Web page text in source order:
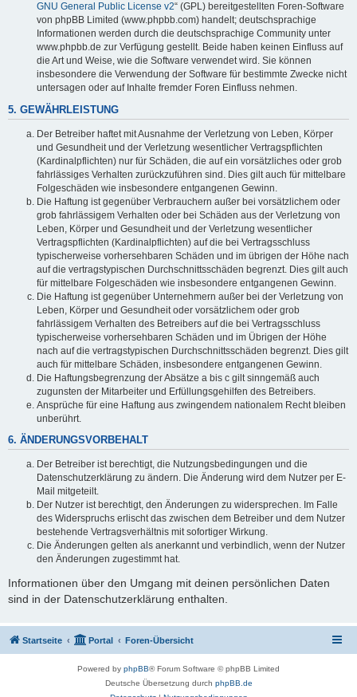
GNU General Public License v2“ (GPL) bereitgestellten Foren-Software
von phpBB Limited (www.phpbb.com) handelt; deutschsprachige
Informationen werden durch die deutschsprachige Community unter
www.phpbb.de zur Verfügung gestellt. Beide haben keinen Einfluss auf
die Art und Weise, wie die Software verwendet wird. Sie können
insbesondere die Verwendung der Software für bestimmte Zwecke nicht
untersagen oder auf Inhalte fremder Foren Einfluss nehmen.
5. GEWÄHRLEISTUNG
Der Betreiber haftet mit Ausnahme der Verletzung von Leben, Körper
und Gesundheit und der Verletzung wesentlicher Vertragspflichten
(Kardinalpflichten) nur für Schäden, die auf ein vorsätzliches oder grob
fahrlässiges Verhalten zurückzuführen sind. Dies gilt auch für mittelbare
Folgeschäden wie insbesondere entgangenen Gewinn.
Die Haftung ist gegenüber Verbrauchern außer bei vorsätzlichem oder
grob fahrlässigem Verhalten oder bei Schäden aus der Verletzung von
Leben, Körper und Gesundheit und der Verletzung wesentlicher
Vertragspflichten (Kardinalpflichten) auf die bei Vertragsschluss
typischerweise vorhersehbaren Schäden und im übrigen der Höhe nach
auf die vertragstypischen Durchschnittsschäden begrenzt. Dies gilt auch
für mittelbare Folgeschäden wie insbesondere entgangenen Gewinn.
Die Haftung ist gegenüber Unternehmern außer bei der Verletzung von
Leben, Körper und Gesundheit oder vorsätzlichem oder grob
fahrlässigem Verhalten des Betreibers auf die bei Vertragsschluss
typischerweise vorhersehbaren Schäden und im Übrigen der Höhe
nach auf die vertragstypischen Durchschnittsschäden begrenzt. Dies gilt
auch für mittelbare Schäden, insbesondere entgangenen Gewinn.
Die Haftungsbegrenzung der Absätze a bis c gilt sinngemäß auch
zugunsten der Mitarbeiter und Erfüllungsgehilfen des Betreibers.
Ansprüche für eine Haftung aus zwingendem nationalem Recht bleiben
unberührt.
6. ÄNDERUNGSVORBEHALT
Der Betreiber ist berechtigt, die Nutzungsbedingungen und die
Datenschutzerklärung zu ändern. Die Änderung wird dem Nutzer per E-
Mail mitgeteilt.
Der Nutzer ist berechtigt, den Änderungen zu widersprechen. Im Falle
des Widerspruchs erlischt das zwischen dem Betreiber und dem Nutzer
bestehende Vertragsverhältnis mit sofortiger Wirkung.
Die Änderungen gelten als anerkannt und verbindlich, wenn der Nutzer
den Änderungen zugestimmt hat.
Informationen über den Umgang mit deinen persönlichen Daten
sind in der Datenschutzerklärung enthalten.
Startseite Portal Foren-Übersicht
Powered by phpBB® Forum Software © phpBB Limited
Deutsche Übersetzung durch phpBB.de